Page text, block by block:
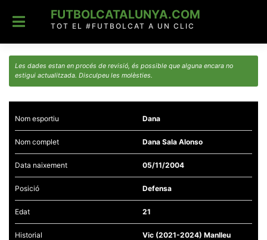
content
FUTBOLCATALUNYA.COM
TOT EL #FUTBOLCAT A UN CLIC
Les dades estan en procés de revisió, és possible que alguna encara no
estigui actualitzada. Disculpeu les molèsties.
Nom esportiu Dana
Nom complet Dana Sala Alonso
Data naixement 05/11/2004
Posició Defensa
Edat 21
Historial
Vic (2021-2024) Manlleu